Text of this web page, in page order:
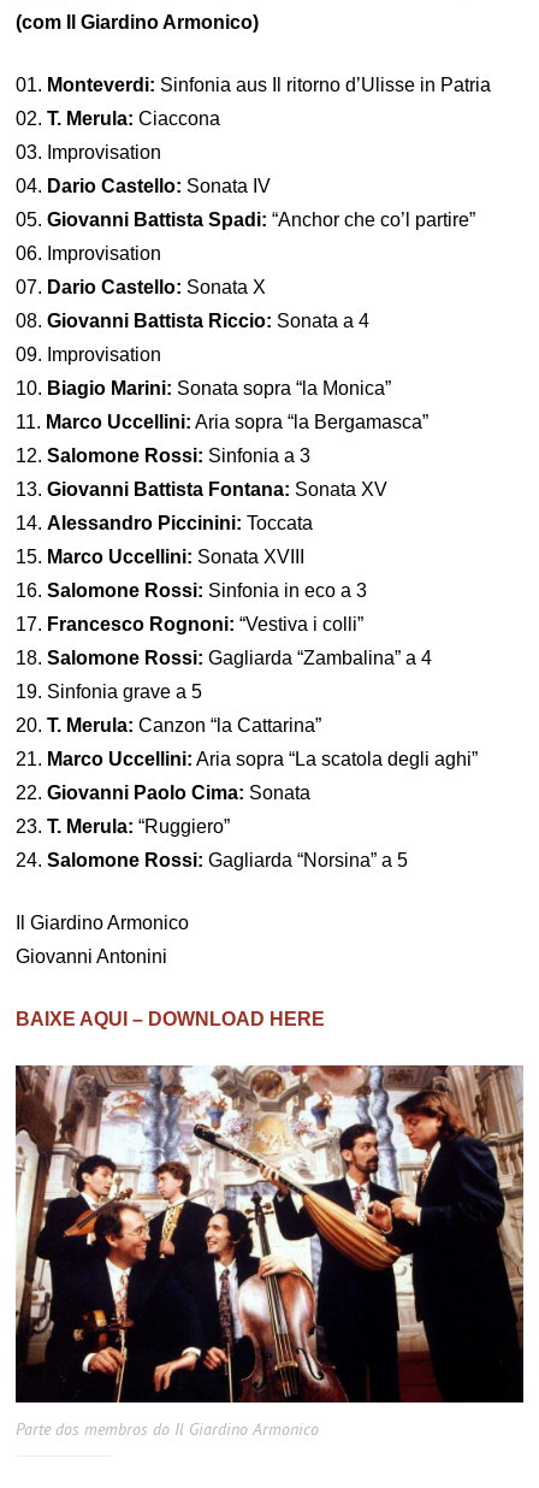
(com Il Giardino Armonico)
01. Monteverdi: Sinfonia aus Il ritorno d’Ulisse in Patria
02.T. Merula:Ciaccona
03. Improvisation
04. Dario Castello: Sonata IV
05.Giovanni Battista Spadi: “Anchor che co’l partire”
06. Improvisation
07. Dario Castello: Sonata X
08.Giovanni Battista Riccio: Sonata a 4
09. Improvisation
10. Biagio Marini: Sonata sopra “la Monica”
11. Marco Uccellini: Aria sopra “la Bergamasca”
12.Salomone Rossi: Sinfonia a 3
13.Giovanni Battista Fontana: Sonata XV
14.Alessandro Piccinini: Toccata
15. Marco Uccellini: Sonata XVIII
16.Salomone Rossi: Sinfonia in eco a 3
17. Francesco Rognoni: “Vestiva i colli”
18.Salomone Rossi: Gagliarda “Zambalina” a 4
19. Sinfonia grave a 5
20.T. Merula: Canzon “la Cattarina”
21. Marco Uccellini: Aria sopra “La scatola degli aghi”
22.Giovanni Paolo Cima: Sonata
23.T. Merula: “Ruggiero”
24.Salomone Rossi: Gagliarda “Norsina” a 5
Il Giardino Armonico
Giovanni Antonini
BAIXE AQUI – DOWNLOAD HERE
Parte dos membros do Il Giardino Armonico